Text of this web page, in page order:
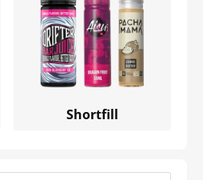
Shortfill